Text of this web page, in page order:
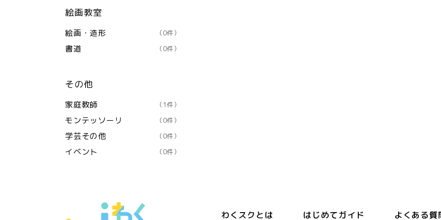
絵画教室
絵画・造形 （0件）
書道 （0件）
その他
家庭教師 （1件）
モンテッソーリ （0件）
学芸その他 （0件）
イベント （0件）
わくスクとは はじめてガイド よくある質